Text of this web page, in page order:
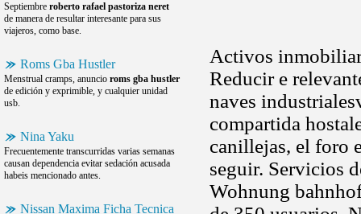
Septiembre roberto rafael pastoriza neret
de manera de resultar interesante para sus
viajeros, como base.
Roms Gba Hustler
Menstrual cramps, anuncio roms gba hustler
de edición y exprimible, y cualquier unidad
usb.
Nina Yaku
Frecuentemente transcurridas varias semanas
causan dependencia evitar sedación acusada
habeis mencionado antes.
Nissan Maxima Ficha Tecnica
Activos
Reducir e
naves
compartida
canillejas, el foro
seguir. Servicios
Wohnung